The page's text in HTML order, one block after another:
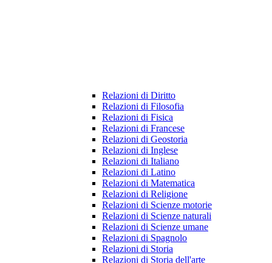
Relazioni di Diritto
Relazioni di Filosofia
Relazioni di Fisica
Relazioni di Francese
Relazioni di Geostoria
Relazioni di Inglese
Relazioni di Italiano
Relazioni di Latino
Relazioni di Matematica
Relazioni di Religione
Relazioni di Scienze motorie
Relazioni di Scienze naturali
Relazioni di Scienze umane
Relazioni di Spagnolo
Relazioni di Storia
Relazioni di Storia dell'arte